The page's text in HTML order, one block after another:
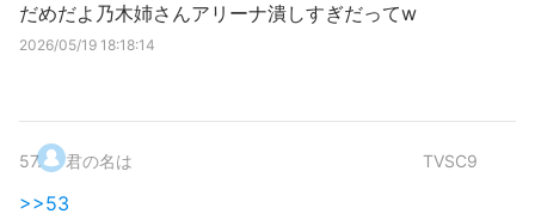
だめだよ乃木姉さんアリーナ潰しすぎだってw
2026/05/19 18:18:14
57. 君の名は TVSC9
>>53